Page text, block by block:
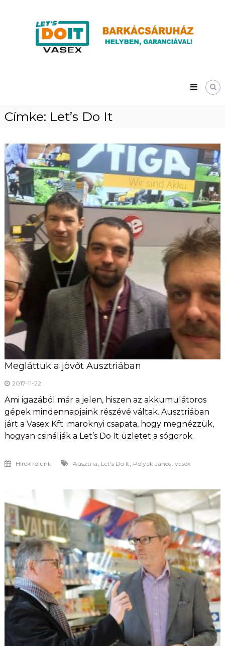
Címke: Let’s Do It
Megláttuk a jövőt Ausztriában
2017-11-22
Ami igazából már a jelen, hiszen az akkumulátoros
gépek mindennapjaink részévé váltak. Ausztriában
járt a Vasex Kft. maroknyi csapata, hogy megnézzük,
hogyan csinálják a Let’s Do It üzletet a sógorok.
Hírek rólunk Ausztria, Let's Do It, Polyák János, vasex